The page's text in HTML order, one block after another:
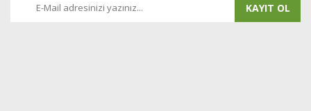
KAYIT OL